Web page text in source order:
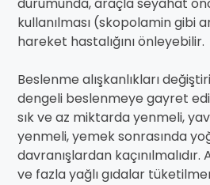
durumunda, araçla seyahat
kullanılması (skopolamin gibi
hareket hastalığını önleyebilir.
Beslenme alışkanlıkları
dengeli beslenmeye gayret
sık ve az miktarda yenmeli,
yenmeli, yemek sonrasında
davranışlardan
ve fazla yağlı gıdalar